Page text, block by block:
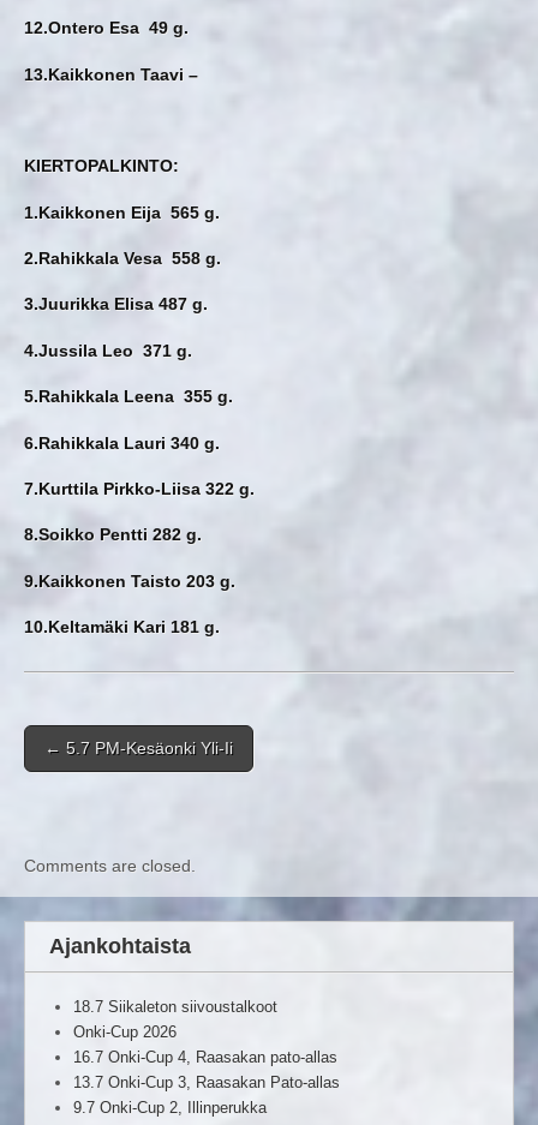
12.Ontero Esa 49 g.
13.Kaikkonen Taavi –
KIERTOPALKINTO:
1.Kaikkonen Eija 565 g.
2.Rahikkala Vesa 558 g.
3.Juurikka Elisa 487 g.
4.Jussila Leo 371 g.
5.Rahikkala Leena 355 g.
6.Rahikkala Lauri 340 g.
7.Kurttila Pirkko-Liisa 322 g.
8.Soikko Pentti 282 g.
9.Kaikkonen Taisto 203 g.
10.Keltamäki Kari 181 g.
Post navigation
← 5.7 PM-Kesäonki Yli-Ii
Comments are closed.
Ajankohtaista
18.7 Siikaleton siivoustalkoot
Onki-Cup 2026
16.7 Onki-Cup 4, Raasakan pato-allas
13.7 Onki-Cup 3, Raasakan Pato-allas
9.7 Onki-Cup 2, Illinperukka